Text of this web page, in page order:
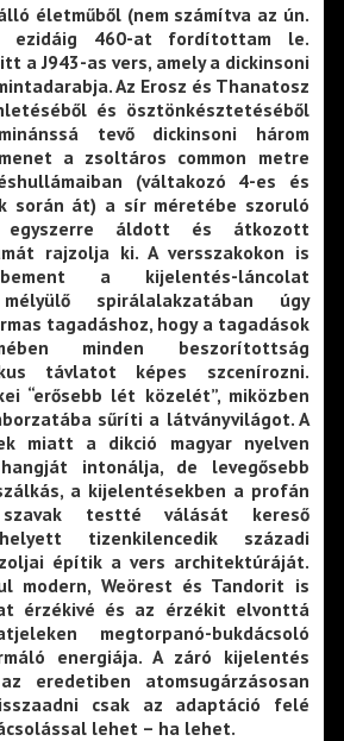
életműből (nem számítva az ún.
ezidáig 460-at fordítottam le.
a J943-as vers, amely a dickinsoni
Az Erosz és Thanatosz
és ösztönkésztetéséből
tevő dickinsoni három
a zsoltáros common metre
(váltakozó 4-es és
során át) a sír méretébe szoruló
egyszerre áldott és átkozott
rajzolja ki. A versszakokon is
a kijelentés-láncolat
mélyülő spirálalakzatában úgy
tagadáshoz, hogy a tagadások
minden beszorítottság
távlatot képes szcenírozni.
“erősebb lét közelét”, miközben
sűríti a látványvilágot. A
miatt a dikció magyar nyelven
intonálja, de levegősebb
a kijelentésekben a profán
szavak testté válását kereső
tizenkilencedik századi
építik a vers architektúráját.
modern, Weörest és Tandorit is
érzékivé és az érzékit elvonttá
megtorpanó-bukdácsoló
energiája. A záró kijelentés
eredetiben atomsugárzásosan
csak az adaptáció felé
lehet – ha lehet.